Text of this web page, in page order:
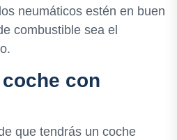
neumáticos estén en buen
combustible sea el
con
que tendrás un coche